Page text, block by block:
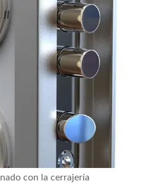
con la cerrajería